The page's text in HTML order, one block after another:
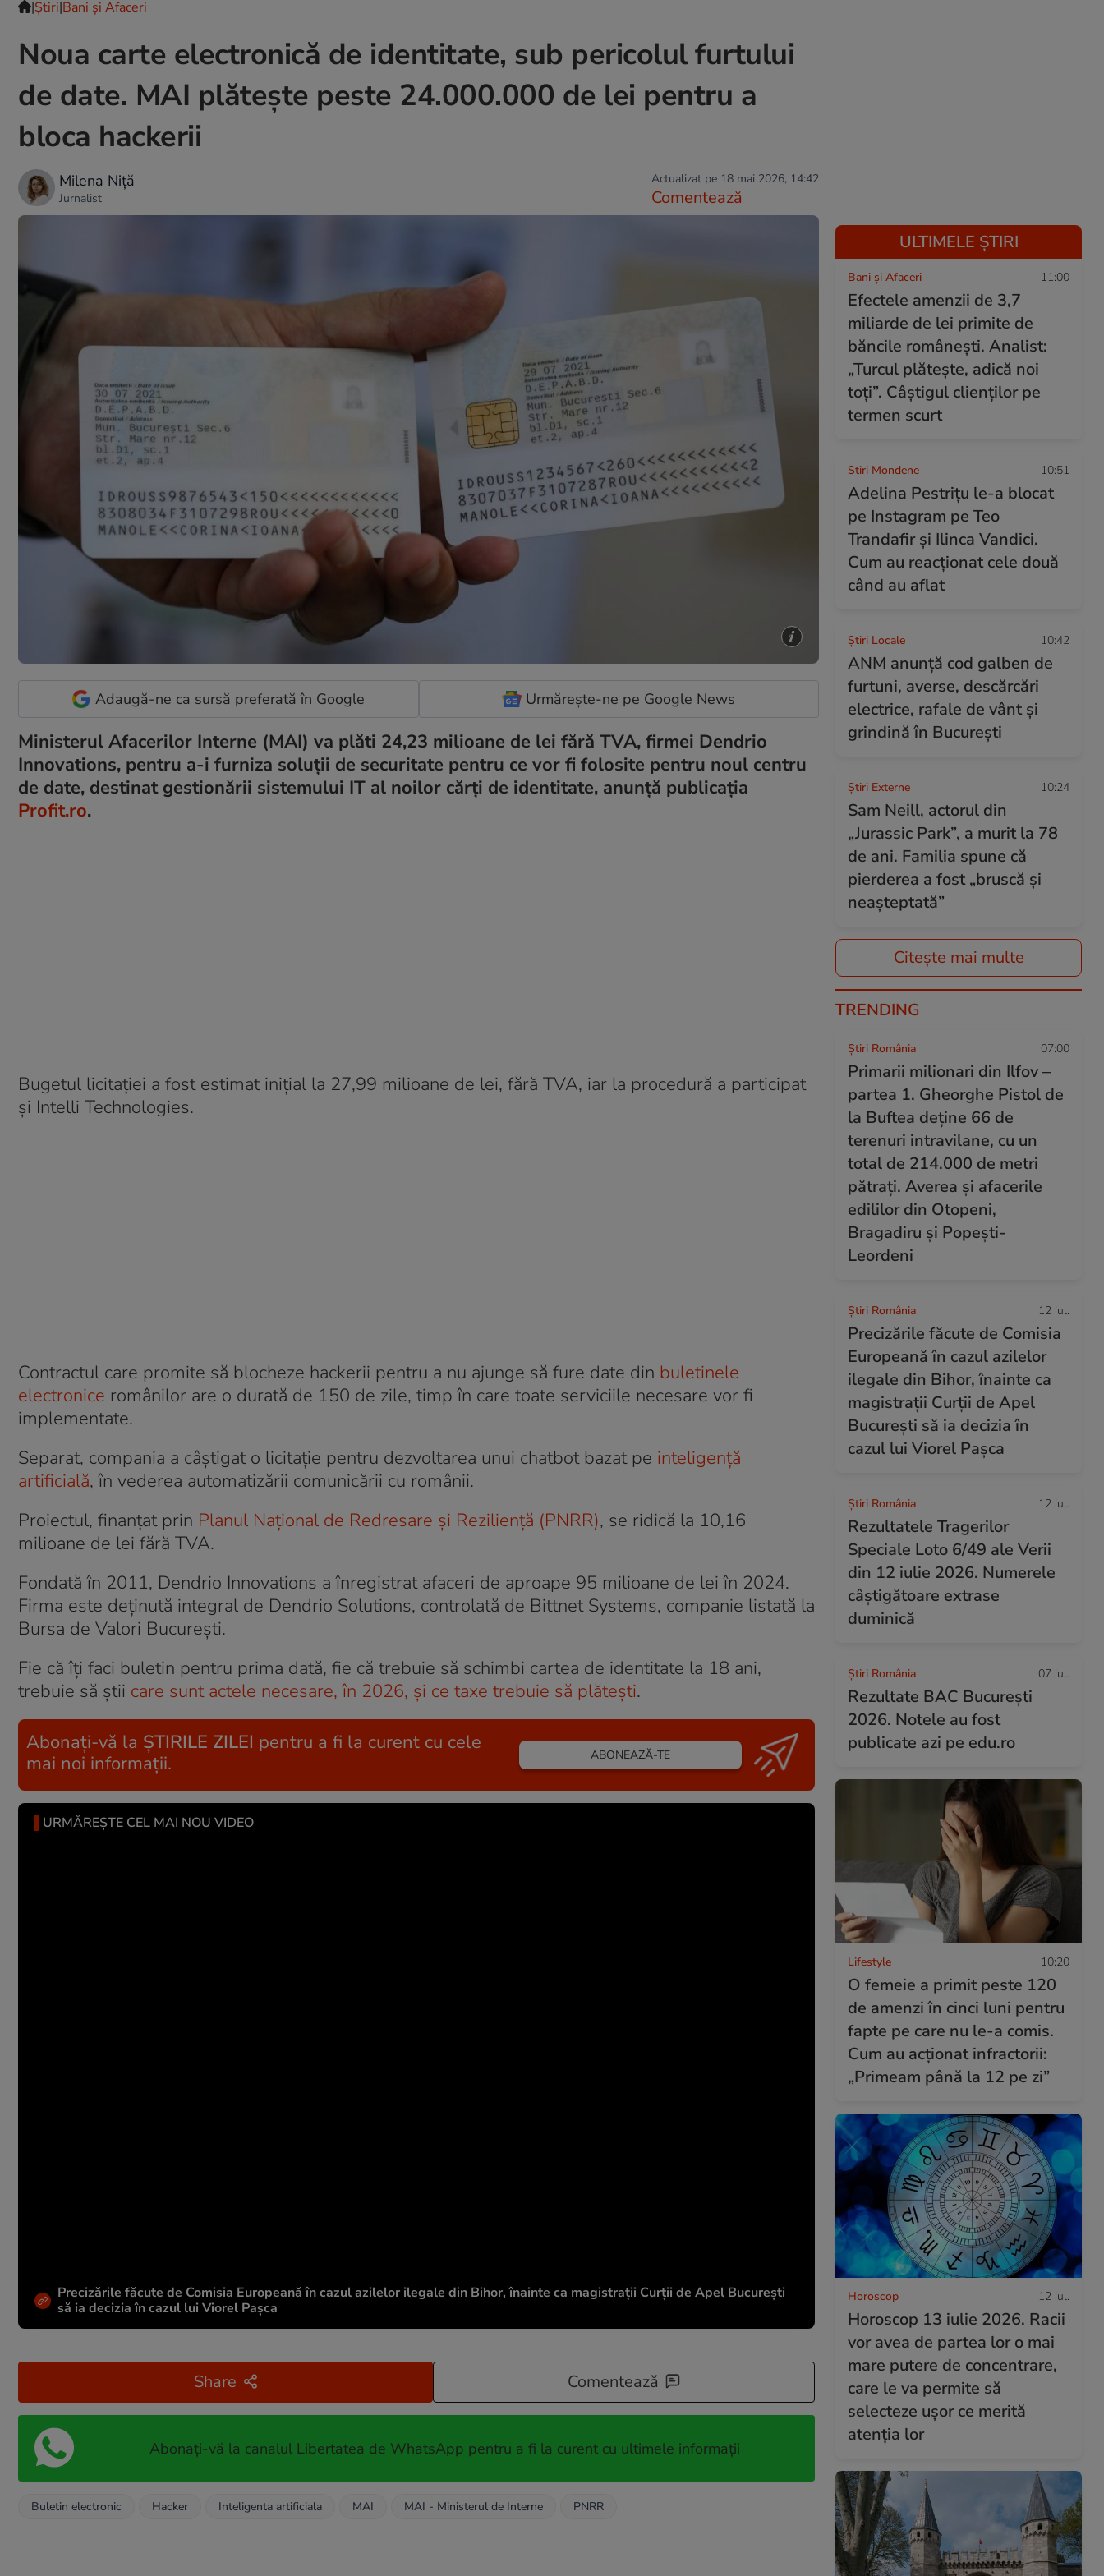
|Ştiri|Bani și Afaceri
Noua carte electronică de identitate, sub pericolul furtului
de date. MAI plătește peste 24.000.000 de lei pentru a
bloca hackerii
Milena Niță
Jurnalist
Actualizat pe 18 mai 2026, 14:42
Comentează
Adaugă-ne ca sursă preferată în Google Urmărește-ne pe Google News
Ministerul Afacerilor Interne (MAI) va plăti 24,23 milioane de lei fără TVA, firmei Dendrio
Innovations, pentru a-i furniza soluții de securitate pentru ce vor fi folosite pentru noul centru
de date, destinat gestionării sistemului IT al noilor cărți de identitate, anunță publicația
Profit.ro.
Bugetul licitației a fost estimat inițial la 27,99 milioane de lei, fără TVA, iar la procedură a participat
și Intelli Technologies.
Contractul care promite să blocheze hackerii pentru a nu ajunge să fure date din buletinele
electronice românilor are o durată de 150 de zile, timp în care toate serviciile necesare vor fi
implementate.
Separat, compania a câștigat o licitație pentru dezvoltarea unui chatbot bazat pe inteligență
artificială, în vederea automatizării comunicării cu românii.
Proiectul, finanțat prin Planul Național de Redresare și Reziliență (PNRR), se ridică la 10,16
milioane de lei fără TVA.
Fondată în 2011, Dendrio Innovations a înregistrat afaceri de aproape 95 milioane de lei în 2024.
Firma este deținută integral de Dendrio Solutions, controlată de Bittnet Systems, companie listată la
Bursa de Valori București.
Fie că îți faci buletin pentru prima dată, fie că trebuie să schimbi cartea de identitate la 18 ani,
trebuie să știi care sunt actele necesare, în 2026, și ce taxe trebuie să plătești.
Abonați-vă la ȘTIRILE ZILEI pentru a fi la curent cu cele
mai noi informații.
ABONEAZĂ-TE
URMĂREȘTE CEL MAI NOU VIDEO
Precizările făcute de Comisia Europeană în cazul azilelor ilegale din Bihor, înainte ca magistrații Curții de Apel București
să ia decizia în cazul lui Viorel Pașca
Share Comentează
Abonați-vă la canalul Libertatea de WhatsApp pentru a fi la curent cu ultimele informații
Buletin electronic Hacker Inteligenta artificiala MAI MAI - Ministerul de Interne PNRR
ULTIMELE ȘTIRI
Bani și Afaceri 11:00
Efectele amenzii de 3,7
miliarde de lei primite de
băncile românești. Analist:
„Turcul plătește, adică noi
toți”. Câștigul clienților pe
termen scurt
Stiri Mondene 10:51
Adelina Pestrițu le-a blocat
pe Instagram pe Teo
Trandafir și Ilinca Vandici.
Cum au reacționat cele două
când au aflat
Știri Locale 10:42
ANM anunță cod galben de
furtuni, averse, descărcări
electrice, rafale de vânt şi
grindină în București
Știri Externe 10:24
Sam Neill, actorul din
„Jurassic Park”, a murit la 78
de ani. Familia spune că
pierderea a fost „bruscă și
neașteptată”
Citește mai multe
TRENDING
Știri România 07:00
Primarii milionari din Ilfov –
partea 1. Gheorghe Pistol de
la Buftea deține 66 de
terenuri intravilane, cu un
total de 214.000 de metri
pătrați. Averea și afacerile
edililor din Otopeni,
Bragadiru și Popești-
Leordeni
Știri România 12 iul.
Precizările făcute de Comisia
Europeană în cazul azilelor
ilegale din Bihor, înainte ca
magistrații Curții de Apel
București să ia decizia în
cazul lui Viorel Pașca
Știri România 12 iul.
Rezultatele Tragerilor
Speciale Loto 6/49 ale Verii
din 12 iulie 2026. Numerele
câștigătoare extrase
duminică
Știri România 07 iul.
Rezultate BAC București
2026. Notele au fost
publicate azi pe edu.ro
Lifestyle 10:20
O femeie a primit peste 120
de amenzi în cinci luni pentru
fapte pe care nu le-a comis.
Cum au acționat infractorii:
„Primeam până la 12 pe zi”
Horoscop 12 iul.
Horoscop 13 iulie 2026. Racii
vor avea de partea lor o mai
mare putere de concentrare,
care le va permite să
selecteze ușor ce merită
atenția lor